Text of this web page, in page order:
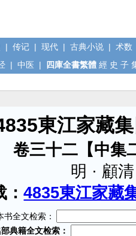
| 传记 | 现代 | 古典小说 | 术数
| 中医 | 四庫全書繁體 經 史 子
東江家藏
卷三十二【中集
明 · 顧清
：4835東江家藏
书全文检索：